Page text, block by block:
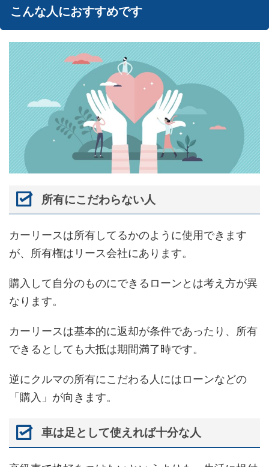
こんな人におすすめです
所有にこだわらない人
カーリースは所有してるかのように使用できます
が、所有権はリース会社にあります。
購入して自分のものにできるローンとは考え方が異
なります。
カーリースは基本的に返却が条件であったり、所有
できるとしても大抵は期間満了時です。
逆にクルマの所有にこだわる人にはローンなどの
「購入」が向きます。
車は足として使えれば十分な人